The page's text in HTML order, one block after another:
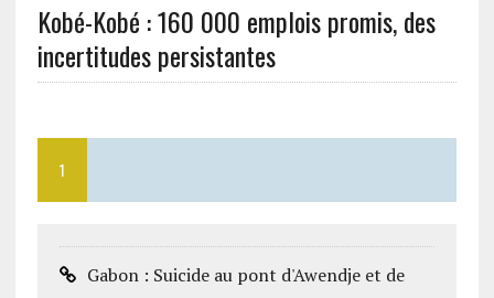
Kobé-Kobé : 160 000 emplois promis, des
incertitudes persistantes
1
Gabon : Suicide au pont d'Awendje et de